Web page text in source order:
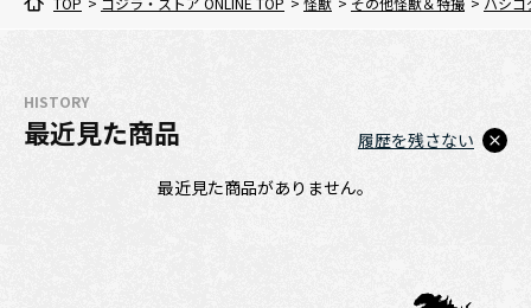
HISTORY
最近見た商品
最近見た商品がありません。
履歴を残さない